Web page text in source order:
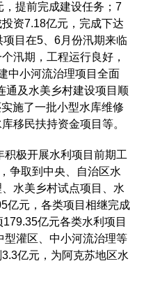
提前完成建设任务；7
资7.18亿元，完成下达
目在5、6月份汛期来临
汛期，工程运行良好，
中小河流治理项目全面
通及水美乡村建设项目顺
施了一批小型水库维修
移民扶持资金项目等。
极开展水利项目前期工
争取到中央、自治区水
水美乡村试点项目、水
亿元，各类项目相继完成
亿元各类水利项目
型灌区、中小河流治理等
亿元，为阿克苏地区水